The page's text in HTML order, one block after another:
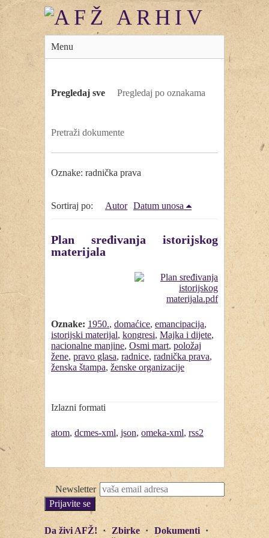
Menu
Pregledaj sve Pregledaj po oznakama
Pretraži dokumente
Oznake: radnička prava
Sortiraj po: Autor Datum unosa
Plan sređivanja istorijskog
materijala
Oznake: 1950., domaćice, emancipacija,
istorijski materijal, kongresi, Majka i dijete,
nacionalne manjine, Osmi mart, položaj
žene, pravo glasa, radnice, radnička prava,
ženska štampa, ženske organizacije
Izlazni formati
atom, dcmes-xml, json, omeka-xml, rss2
Newsletter
Da živi AFŽ! Zbirke
Dokumenti